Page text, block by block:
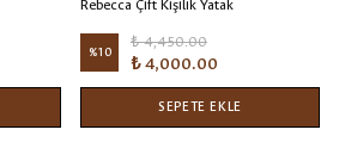
Rebecca Çift Kişilik Yatak
%10
₺ 4,450.00
₺ 4,000.00
SEPETE EKLE